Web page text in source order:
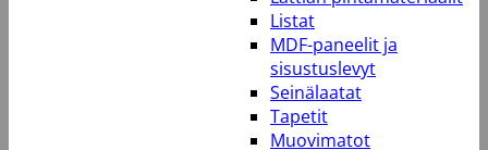
Listat
MDF-paneelit ja
sisustuslevyt
Seinälaatat
Tapetit
Muovimatot